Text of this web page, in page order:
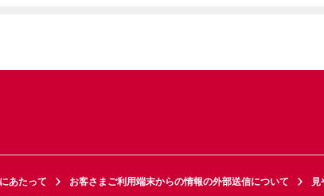
あたって お客さまご利用端末からの情報の外部送信について
見